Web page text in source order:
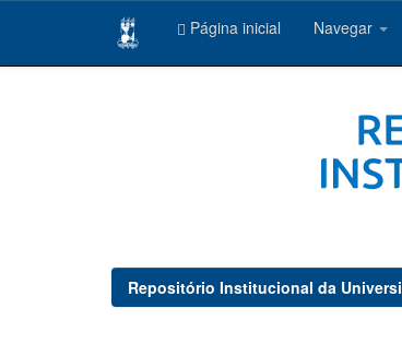
Página inicial Navegar
Repositório Institucional da